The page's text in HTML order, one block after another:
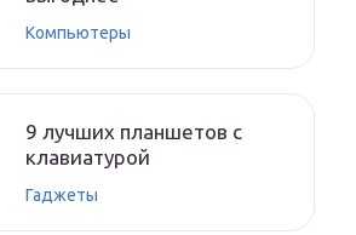
Компьютеры
9 лучших планшетов с
клавиатурой
Гаджеты